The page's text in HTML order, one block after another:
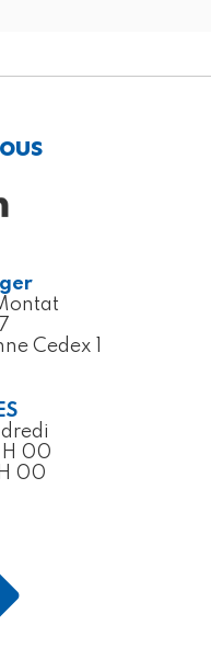
Cedex 1
H 00
H 00